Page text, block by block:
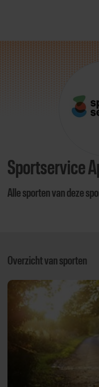
Sportservice
Alle sporten van deze
Overzicht van sporten